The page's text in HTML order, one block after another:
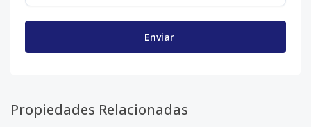
Enviar
Propiedades Relacionadas